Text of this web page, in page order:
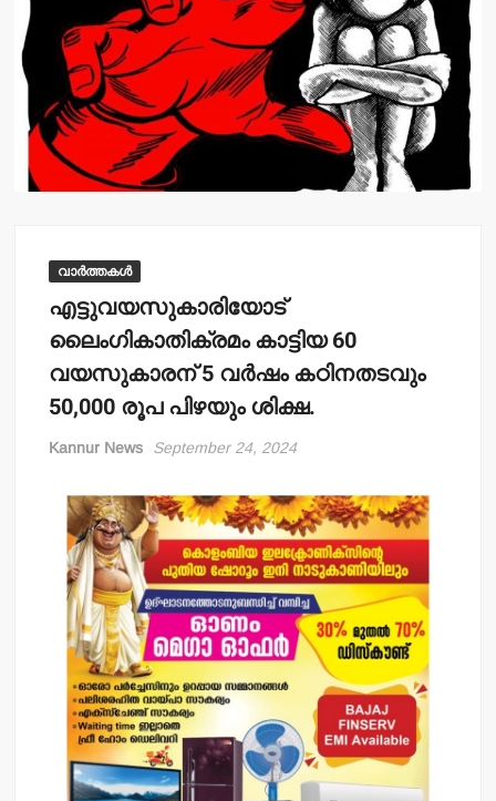
വാർത്തകൾ
എട്ടുവയസുകാരിയോട്
ലൈംഗികാതിക്രമം കാട്ടിയ 60
വയസുകാരന് 5 വര്‍ഷം കഠിനതടവും
50,000 രൂപ പിഴയും ശിക്ഷ.
Kannur News September 24, 2024